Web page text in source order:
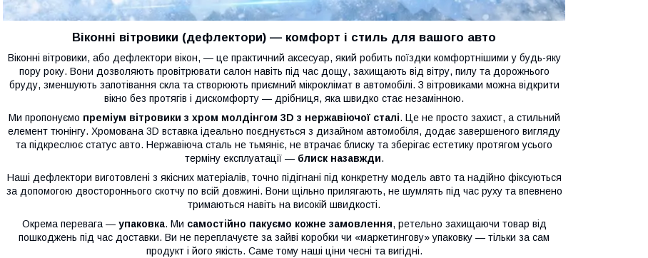
Віконні вітровики (дефлектори) — комфорт і стиль для вашого авто
Віконні вітровики, або дефлектори вікон, — це практичний аксесуар, який робить поїздки комфортнішими у будь-яку
пору року. Вони дозволяють провітрювати салон навіть під час дощу, захищають від вітру, пилу та дорожнього
бруду, зменшують запотівання скла та створюють приємний мікроклімат в автомобілі. З вітровиками можна відкрити
вікно без протягів і дискомфорту — дрібниця, яка швидко стає незамінною.
Ми пропонуємо преміум вітровики з хром молдінгом 3D з нержавіючої сталі. Це не просто захист, а стильний
елемент тюнінгу. Хромована 3D вставка ідеально поєднується з дизайном автомобіля, додає завершеного вигляду
та підкреслює статус авто. Нержавіюча сталь не тьмяніє, не втрачає блиску та зберігає естетику протягом усього
терміну експлуатації — блиск назавжди.
Наші дефлектори виготовлені з якісних матеріалів, точно підігнані під конкретну модель авто та надійно фіксуються
за допомогою двостороннього скотчу по всій довжині. Вони щільно прилягають, не шумлять під час руху та впевнено
тримаються навіть на високій швидкості.
Окрема перевага — упаковка. Ми самостійно пакуємо кожне замовлення, ретельно захищаючи товар від
пошкоджень під час доставки. Ви не переплачуєте за зайві коробки чи «маркетингову» упаковку — тільки за сам
продукт і його якість. Саме тому наші ціни чесні та вигідні.